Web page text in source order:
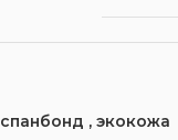
спанбонд ,экокожа